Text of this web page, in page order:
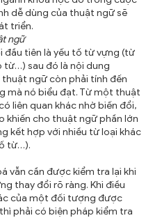
dễ dùng của thuật ngữ sẽ
triển.
ngữ
tiên là yếu tố từ vựng (từ
từ…) sau đó là nội dung
ngữ còn phải tính đến
mà nó biểu đạt. Từ một thuật
liên quan khác nhờ biến đổi,
khiến cho thuật ngữ phần lớn
kết hợp với nhiều từ loại khác
từ…).
vẫn cần được kiểm tra lại khi
thay đổi rõ ràng. Khi điều
của một đối tượng được
phải có biện pháp kiểm tra